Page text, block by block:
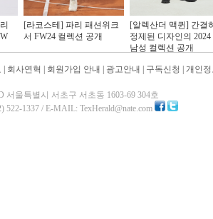
[라코스테] 파리 패션위크
서 FW24 컬렉션 공개
[알렉산더 맥퀸] 간결
정제된 디자인의 2024
남성 컬렉션 공개
회사연혁 회원가입 안내 광고안내 구독신청 개인
서울특별시 서초구 서초동 1603-69 304호
522-1337 / E-MAIL: TexHerald@nate.com